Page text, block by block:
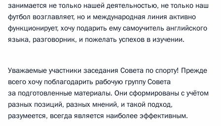
занимается не только нашей деятельностью, не только наш
футбол возглавляет, но и международная линия активно
функционирует, хочу подарить ему самоучитель английского
языка, разговорник, и пожелать успехов в изучении.
Уважаемые участники заседания Совета по спорту! Прежде
всего хочу поблагодарить рабочую группу Совета
за подготовленные материалы. Они сформированы с учётом
разных позиций, разных мнений, и такой подход,
разумеется, всегда является наиболее эффективным.